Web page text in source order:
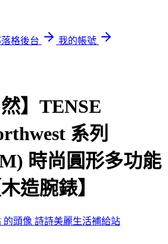
格後台
我的帳號
】TENSE
系列
時尚圓形多功能
造腕錶】
詩詩美麗生活補給站